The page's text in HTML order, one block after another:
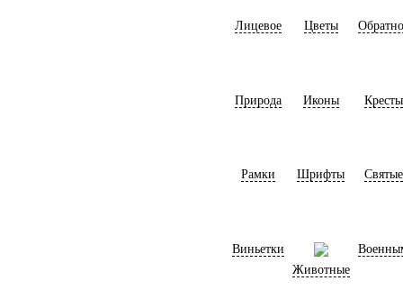
Лицевое Цветы
Природа Иконы Кресты
Рамки Шрифты Святые
Виньетки
Животные